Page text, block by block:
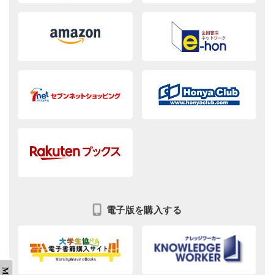
電子版を購入する